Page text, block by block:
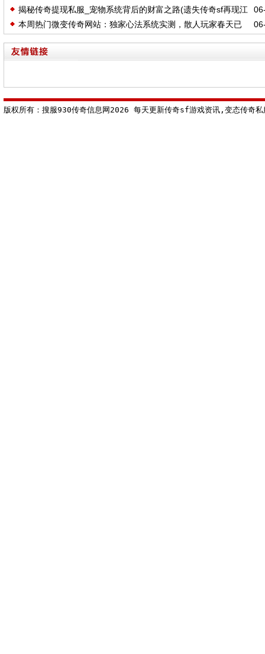
揭秘传奇提现私服_宠物系统背后的财富之路(遗失传奇sf再现江
湖_那些年错过的装备，你还敢追吗)
本周热门微变传奇网站：独家心法系统实测，散人玩家春天已
至
版权所有：搜服930传奇信息网2026 每天更新传奇sf游戏资讯,变态传奇